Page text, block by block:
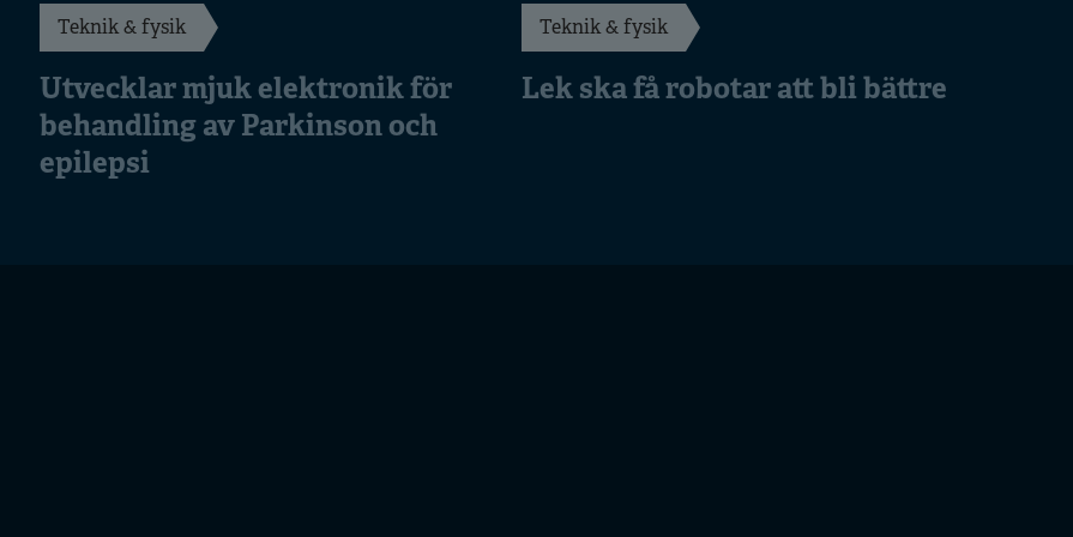
Teknik & fysik
Utvecklar mjuk elektronik för
behandling av Parkinson och
epilepsi
Teknik & fysik
Lek ska få robotar att bli bättre